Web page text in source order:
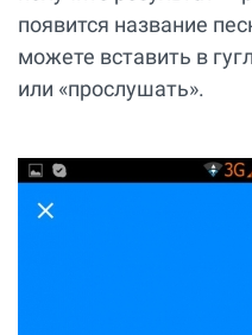
появится название
можете вставить в
или «прослушать».